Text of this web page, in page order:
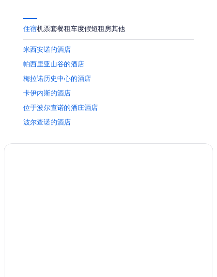
住宿机票套餐租车度假短租房其他
米西安诺的酒店
帕西里亚山谷的酒店
梅拉诺历史中心的酒店
卡伊内斯的酒店
位于波尔查诺的酒庄酒店
波尔查诺的酒店